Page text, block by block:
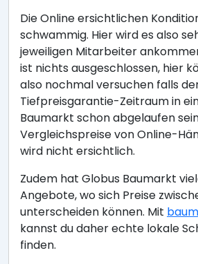
Die Online ersichtlichen
schwammig. Hier wird es also
jeweiligen Mitarbeiter
ist nichts ausgeschlossen, hier
also nochmal versuchen falls
Tiefpreisgarantie-Zeitraum in
Baumarkt schon abgelaufen
Vergleichspreise von Online-
wird nicht ersichtlich.
Zudem hat Globus Baumarkt
Angebote, wo sich Preise
unterscheiden können. Mit
kannst du daher echte lokale
finden.